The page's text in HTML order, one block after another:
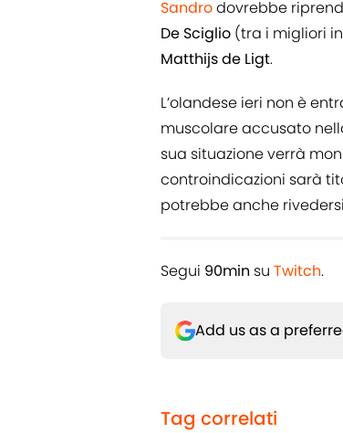
Sandrodovrebbe
De Sciglio (tra i migliori
Matthijs de Ligt.
L’olandese ieri non è
muscolare accusato
sua situazione verrà
controindicazioni sarà
potrebbe anche rivedersi
Segui 90min su Twitch.
Add us as a
Tag correlati